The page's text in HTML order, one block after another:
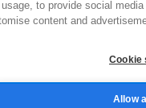
and usage, to provide social
customise content and